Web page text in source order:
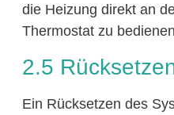
die Heizung direkt an
Thermostat zu
2.5
Ein Rücksetzen des